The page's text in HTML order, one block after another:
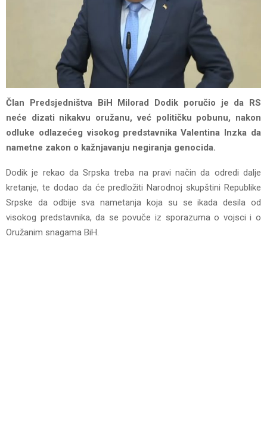
Član Predsjedništva BiH Milorad Dodik poručio je da RS
neće dizati nikakvu oružanu, već političku pobunu, nakon
odluke odlazećeg visokog predstavnika Valentina Inzka da
nametne zakon o kažnjavanju negiranja genocida.
Dodik je rekao da Srpska treba na pravi način da odredi dalje
kretanje, te dodao da će predložiti Narodnoj skupštini Republike
Srpske da odbije sva nametanja koja su se ikada desila od
visokog predstavnika, da se povuče iz sporazuma o vojsci i o
Oružanim snagama BiH.